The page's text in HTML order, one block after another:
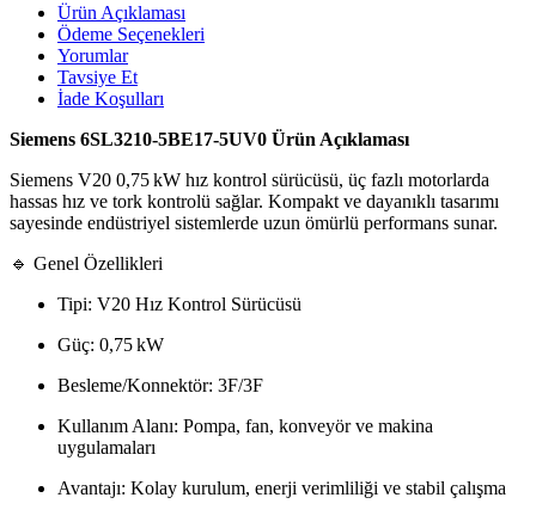
Ürün Açıklaması
Ödeme Seçenekleri
Yorumlar
Tavsiye Et
İade Koşulları
Siemens 6SL3210‑5BE17‑5UV0 Ürün Açıklaması
Siemens V20 0,75 kW hız kontrol sürücüsü, üç fazlı motorlarda
hassas hız ve tork kontrolü sağlar. Kompakt ve dayanıklı tasarımı
sayesinde endüstriyel sistemlerde uzun ömürlü performans sunar.
🔹 Genel Özellikleri
Tipi: V20 Hız Kontrol Sürücüsü
Güç: 0,75 kW
Besleme/Konnektör: 3F/3F
Kullanım Alanı: Pompa, fan, konveyör ve makina
uygulamaları
Avantajı: Kolay kurulum, enerji verimliliği ve stabil çalışma